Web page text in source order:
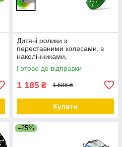
Дитячі ролики з
переставними колесами, з
наколінниками,
налокітниками та шоломом
Happy. Зелений колір. Розмір
Готово до відправки
1 185 ₴ 1 586 ₴
Купити
–25%